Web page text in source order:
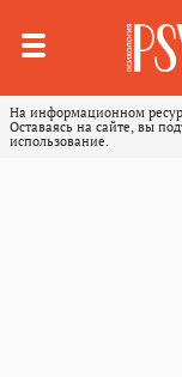
На информационном
Оставаясь на сайте, вы
использование.